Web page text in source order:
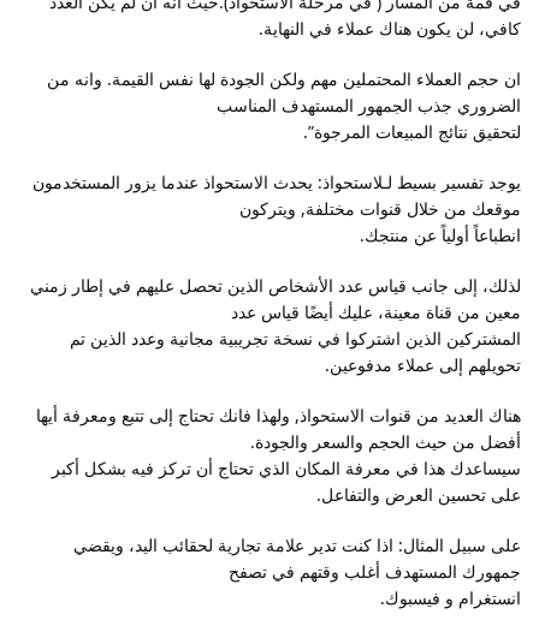
كافي، لن يكون هناك عملاء في النهاية.
ان حجم العملاء المحتملين مهم ولكن الجودة لها نفس القيمة. وانه من
الضروري جذب الجمهور المستهدف المناسب
لتحقيق نتائج المبيعات المرجوة”.
يوجد تفسير بسيط لـلاستحواذ: يحدث الاستحواذ عندما يزور المستخدمون
موقعك من خلال قنوات مختلفة, ويتركون
انطباعاً أولياً عن منتجك.
لذلك، إلى جانب قياس عدد الأشخاص الذين تحصل عليهم في إطار زمني
معين من قناة معينة، عليك أيضًا قياس عدد
المشتركين الذين اشتركوا في نسخة تجريبية مجانية وعدد الذين تم
تحويلهم إلى عملاء مدفوعين.
هناك العديد من قنوات الاستحواذ, ولهذا فانك تحتاج إلى تتبع ومعرفة أيها
أفضل من حيث الحجم والسعر والجودة.
سيساعدك هذا في معرفة المكان الذي تحتاج أن تركز فيه بشكل أكبر
على تحسين العرض والتفاعل.
على سبيل المثال: اذا كنت تدير علامة تجارية لحقائب اليد، ويقضي
جمهورك المستهدف أغلب وقتهم في تصفح
انستغرام و فيسبوك.